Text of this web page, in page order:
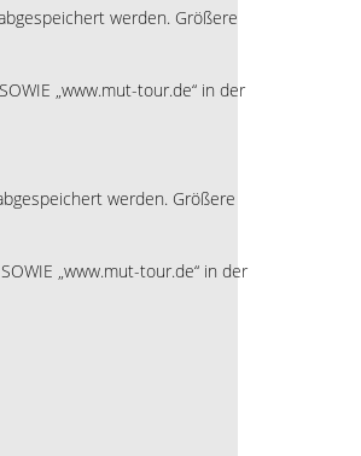
werden. Größere
„www.mut-tour.de“ in der
werden. Größere
„www.mut-tour.de“ in der